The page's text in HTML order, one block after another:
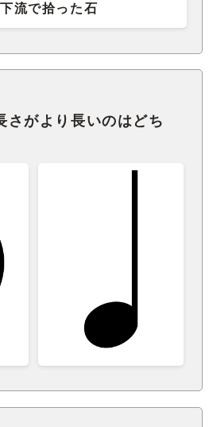
流で拾った石
さがより長いのはどち